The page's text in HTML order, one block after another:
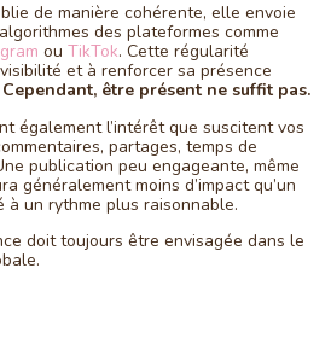
de manière cohérente, elle envoie
des plateformes comme
ou TikTok. Cette régularité
et à renforcer sa présence
Cependant, être présent ne suffit pas.
également l’intérêt que suscitent vos
partages, temps de
publication peu engageante, même
généralement moins d’impact qu’un
un rythme plus raisonnable.
doit toujours être envisagée dans le